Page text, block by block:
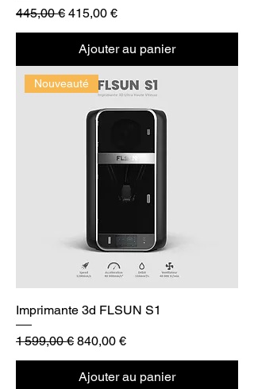
Prix original
445,00 € Prix promotionnel
415,00 €
Ajouter au panier
Nouveauté
Imprimante 3d FLSUN S1
Prix original
1 599,00 € Prix promotionnel
840,00 €
Ajouter au panier